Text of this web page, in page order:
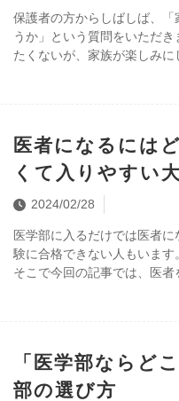
保護者の方からしばしば、
うか」という質問をいただ
たくないが、家族が楽しみに
医者になるには
くて入りやすい
2024/02/28
医学部に入るだけでは医者
験に合格できない人もいます
そこで今回の記事では、医者
「医学部ならど
部の選び方